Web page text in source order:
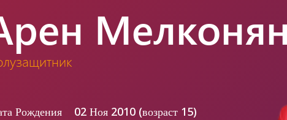
Рождения 02 Ноя 2010 (возраст 15)